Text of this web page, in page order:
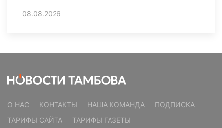
08.08.2026
О НАС КОНТАКТЫ НАША КОМАНДА
ПОДПИСКА
ТАРИФЫ САЙТА
ТАРИФЫ ГАЗЕТЫ